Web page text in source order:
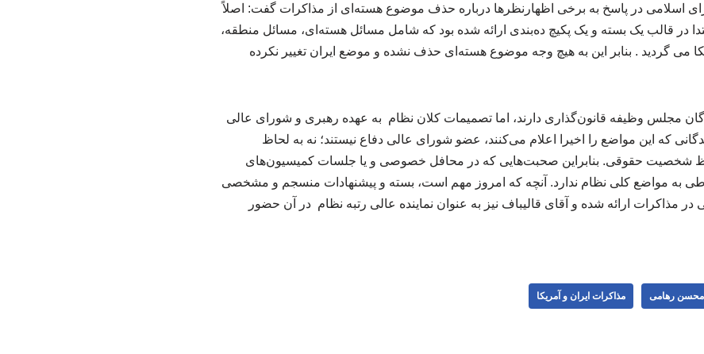
اسلامی در پاسخ به برخی اظهارنظرها درباره حذف موضوع هسته‌ای از مذاکرات گفت: اصلاً
در قالب یک بسته و یک پکیچ ده‌بندی ارائه شده بود که شامل مسائل هسته‌ای، مسائل منطقه،
می‌ گردید . بنابر این به هیچ وجه موضوع هسته‌ای حذف نشده و موضع ایران تغییر نکرده
مجلس وظیفه قانون‌گذاری دارند، اما تصمیمات کلان نظام به عهده رهبری و شورای عالی
که این مواضع را اخیرا اعلام می‌کنند، عضو شورای عالی دفاع نیستند؛ نه به لحاظ
شخصیت حقوقی. بنابراین صحبت‌هایی که در محافل خصوصی و یا جلسات کمیسیون‌های
به مواضع کلی نظام ندارد. آنچه که امروز مهم است، بسته و پیشنهادات منسجم و مشخصی
مذاکرات ارائه شده و آقای قالیباف نیز به عنوان نماینده عالی رتبه نظام در آن حضور
محسن رهامی مذاکرات ایران و آمریکا